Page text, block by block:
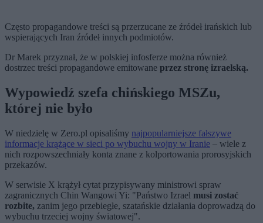
Często propagandowe treści są przerzucane ze źródeł irańskich lub
wspierających Iran źródeł innych podmiotów.
Dr Marek przyznał, że w polskiej infosferze można również
dostrzec treści propagandowe emitowane przez stronę izraelską.
Wypowiedź szefa chińskiego MSZu,
której nie było
W niedzielę w Zero.pl opisaliśmy najpopularniejsze fałszywe
informacje krążące w sieci po wybuchu wojny w Iranie – wiele z
nich rozpowszechniały konta znane z kolportowania prorosyjskich
przekazów.
W serwisie X krążył cytat przypisywany ministrowi spraw
zagranicznych Chin Wangowi Yi: "Państwo Izrael musi zostać
rozbite, zanim jego przebiegłe, szatańskie działania doprowadzą do
wybuchu trzeciej wojny światowej".